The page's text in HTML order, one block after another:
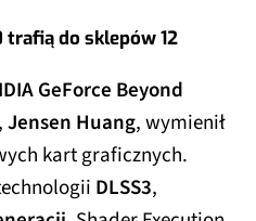
trafią do sklepów 12
GeForce Beyond
Jensen Huang, wymienił
kart graficznych.
DLSS3,